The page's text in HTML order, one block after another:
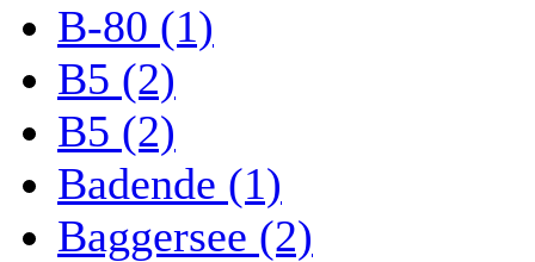
B-80 (1)
B5 (2)
B5 (2)
Badende (1)
Baggersee (2)